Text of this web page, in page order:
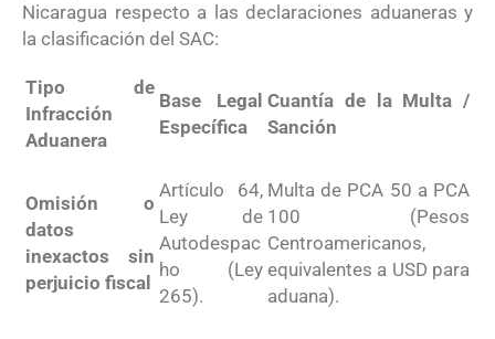
Nicaragua respecto a las declaraciones aduaneras y
la clasificación del SAC:
Tipo de
Infracción
Aduanera
Base Legal
Específica
Cuantía de la Multa /
Sanción
Omisión o
datos
inexactos sin
perjuicio fiscal
Artículo 64,
Ley de
Autodespac
ho (Ley
265).
Multa de PCA 50 a PCA
100 (Pesos
Centroamericanos,
equivalentes a USD para
aduana).